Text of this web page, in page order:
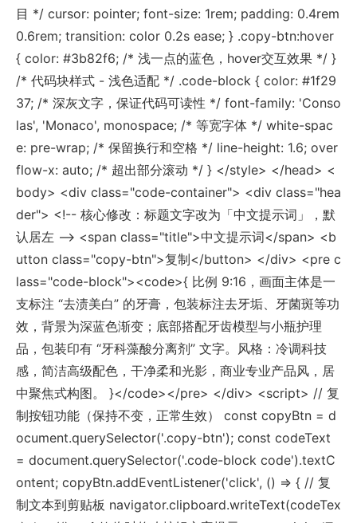
目 */ cursor: pointer; font-size: 1rem; padding: 0.4rem
0.6rem; transition: color 0.2s ease; } .copy-btn:hover
{ color: #3b82f6; /* 浅一点的蓝色，hover交互效果 */ }
/* 代码块样式 - 浅色适配 */ .code-block { color: #1f29
37; /* 深灰文字，保证代码可读性 */ font-family: 'Conso
las', 'Monaco', monospace; /* 等宽字体 */ white-spac
e: pre-wrap; /* 保留换行和空格 */ line-height: 1.6; over
flow-x: auto; /* 超出部分滚动 */ } </style> </head> <
body> <div class="code-container"> <div class="hea
der"> <!-- 核心修改：标题文字改为「中文提示词」，默
认居左 --> <span class="title">中文提示词</span> <b
utton class="copy-btn">复制</button> </div> <pre c
lass="code-block"><code>{ 比例 9:16，画面主体是一
支标注 “去渍美白” 的牙膏，包装标注去牙垢、牙菌斑等功
效，背景为深蓝色渐变；底部搭配牙齿模型与小瓶护理
品，包装印有 “牙科藻酸分离剂” 文字。风格：冷调科技
感，简洁高级配色，干净柔和光影，商业专业产品风，居
中聚焦式构图。 }</code></pre> </div> <script> // 复
制按钮功能（保持不变，正常生效） const copyBtn = d
ocument.querySelector('.copy-btn'); const codeText
= document.querySelector('.code-block code').textC
ontent; copyBtn.addEventListener('click', () => { // 复
制文本到剪贴板 navigator.clipboard.writeText(codeTex